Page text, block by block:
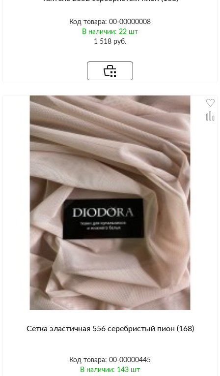
Код товара: 00-00000008
В наличии: 22 шт
1 518 руб.
Сетка эластичная 556 серебристый пион (168)
Код товара: 00-00000445
В наличии: 143 шт